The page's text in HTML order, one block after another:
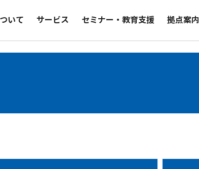
いて サービス セミナー・教育支援 拠点案内